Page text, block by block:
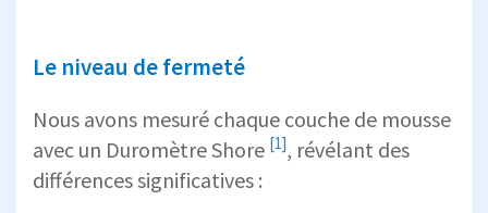
Le niveau de fermeté
Nous avons mesuré chaque couche de mousse
avec un Duromètre Shore [1], révélant des
différences significatives :